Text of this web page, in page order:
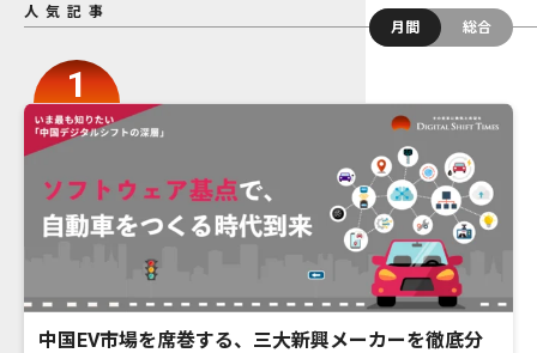
人気記事
月間
総合
中国EV市場を席巻する、三大新興メーカーを徹底分